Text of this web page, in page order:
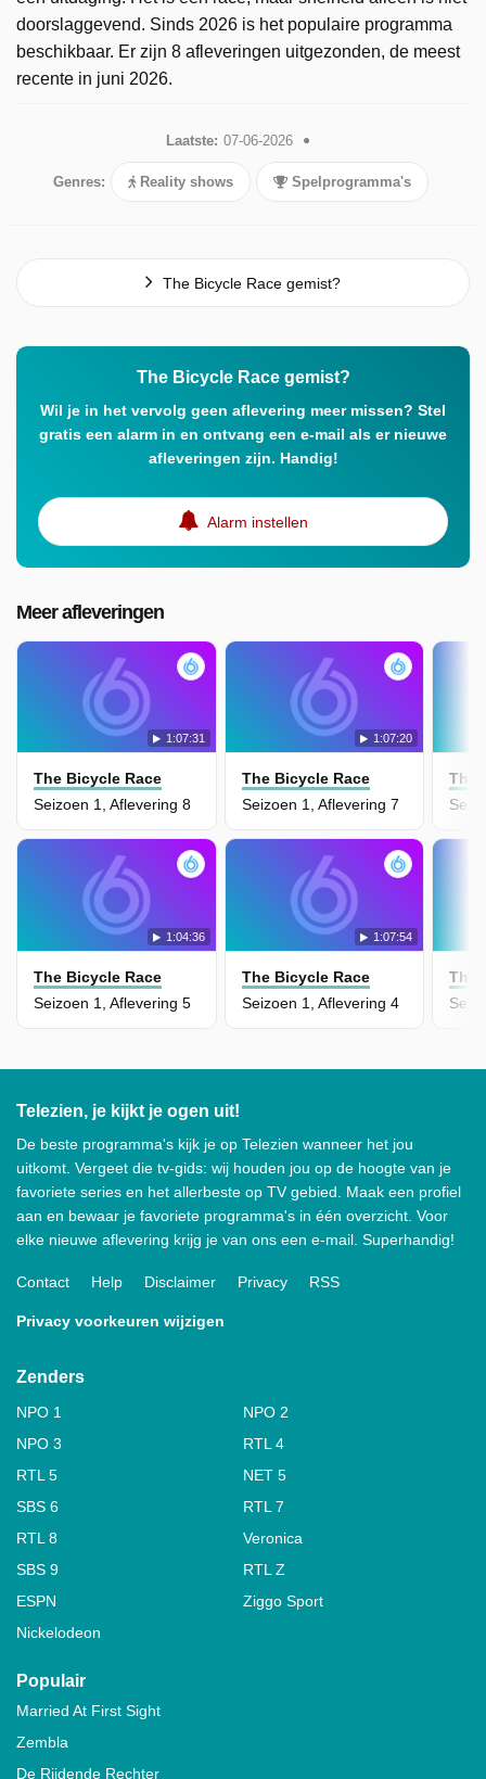
doorslaggevend. Sinds 2026 is het populaire programma
beschikbaar. Er zijn 8 afleveringen uitgezonden, de meest
recente in juni 2026.
Laatste: 07-06-2026
Genres: Reality shows Spelprogramma's
The Bicycle Race gemist?
The Bicycle Race gemist?
Wil je in het vervolg geen aflevering meer missen? Stel
gratis een alarm in en ontvang een e-mail als er nieuwe
afleveringen zijn. Handig!
Alarm instellen
Meer afleveringen
1:07:31
The Bicycle Race
Seizoen 1, Aflevering 8
1:07:20
The Bicycle Race
Seizoen 1, Aflevering 7
1:04:36
The Bicycle Race
Seizoen 1, Aflevering 5
1:07:54
The Bicycle Race
Seizoen 1, Aflevering 4
The
The
Telezien, je kijkt je ogen uit!
De beste programma's kijk je op Telezien wanneer het jou
uitkomt. Vergeet die tv-gids: wij houden jou op de hoogte van je
favoriete series en het allerbeste op TV gebied. Maak een profiel
aan en bewaar je favoriete programma's in één overzicht. Voor
elke nieuwe aflevering krijg je van ons een e-mail. Superhandig!
Contact Help Disclaimer Privacy RSS
Privacy voorkeuren wijzigen
Zenders
NPO 1
NPO 2
NPO 3
RTL 4
RTL 5
NET 5
SBS 6
RTL 7
RTL 8
Veronica
SBS 9
RTL Z
ESPN
Ziggo Sport
Nickelodeon
Populair
Married At First Sight
Zembla
De Rijdende Rechter